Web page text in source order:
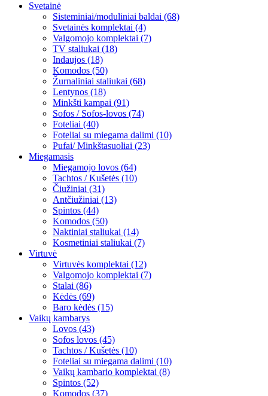
Svetainė
Sisteminiai/moduliniai baldai (68)
Svetainės komplektai (4)
Valgomojo komplektai (7)
TV staliukai (18)
Indaujos (18)
Komodos (50)
Žurnaliniai staliukai (68)
Lentynos (18)
Minkšti kampai (91)
Sofos / Sofos-lovos (74)
Foteliai (40)
Foteliai su miegama dalimi (10)
Pufai/ Minkštasuoliai (23)
Miegamasis
Miegamojo lovos (64)
Tachtos / Kušetės (10)
Čiužiniai (31)
Antčiužiniai (13)
Spintos (44)
Komodos (50)
Naktiniai staliukai (14)
Kosmetiniai staliukai (7)
Virtuvė
Virtuvės komplektai (12)
Valgomojo komplektai (7)
Stalai (86)
Kėdės (69)
Baro kėdės (15)
Vaikų kambarys
Lovos (43)
Sofos lovos (45)
Tachtos / Kušetės (10)
Foteliai su miegama dalimi (10)
Vaikų kambario komplektai (8)
Spintos (52)
Komodos (37)